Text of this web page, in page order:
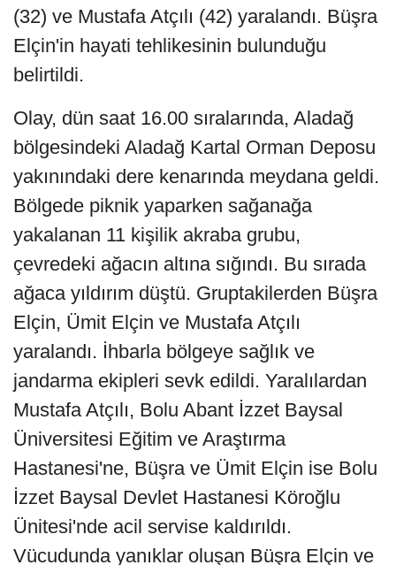
(32) ve Mustafa Atçılı (42) yaralandı. Büşra
Elçin'in hayati tehlikesinin bulunduğu
belirtildi.
Olay, dün saat 16.00 sıralarında, Aladağ
bölgesindeki Aladağ Kartal Orman Deposu
yakınındaki dere kenarında meydana geldi.
Bölgede piknik yaparken sağanağa
yakalanan 11 kişilik akraba grubu,
çevredeki ağacın altına sığındı. Bu sırada
ağaca yıldırım düştü. Gruptakilerden Büşra
Elçin, Ümit Elçin ve Mustafa Atçılı
yaralandı. İhbarla bölgeye sağlık ve
jandarma ekipleri sevk edildi. Yaralılardan
Mustafa Atçılı, Bolu Abant İzzet Baysal
Üniversitesi Eğitim ve Araştırma
Hastanesi'ne, Büşra ve Ümit Elçin ise Bolu
İzzet Baysal Devlet Hastanesi Köroğlu
Ünitesi'nde acil servise kaldırıldı.
Vücudunda yanıklar oluşan Büşra Elçin ve